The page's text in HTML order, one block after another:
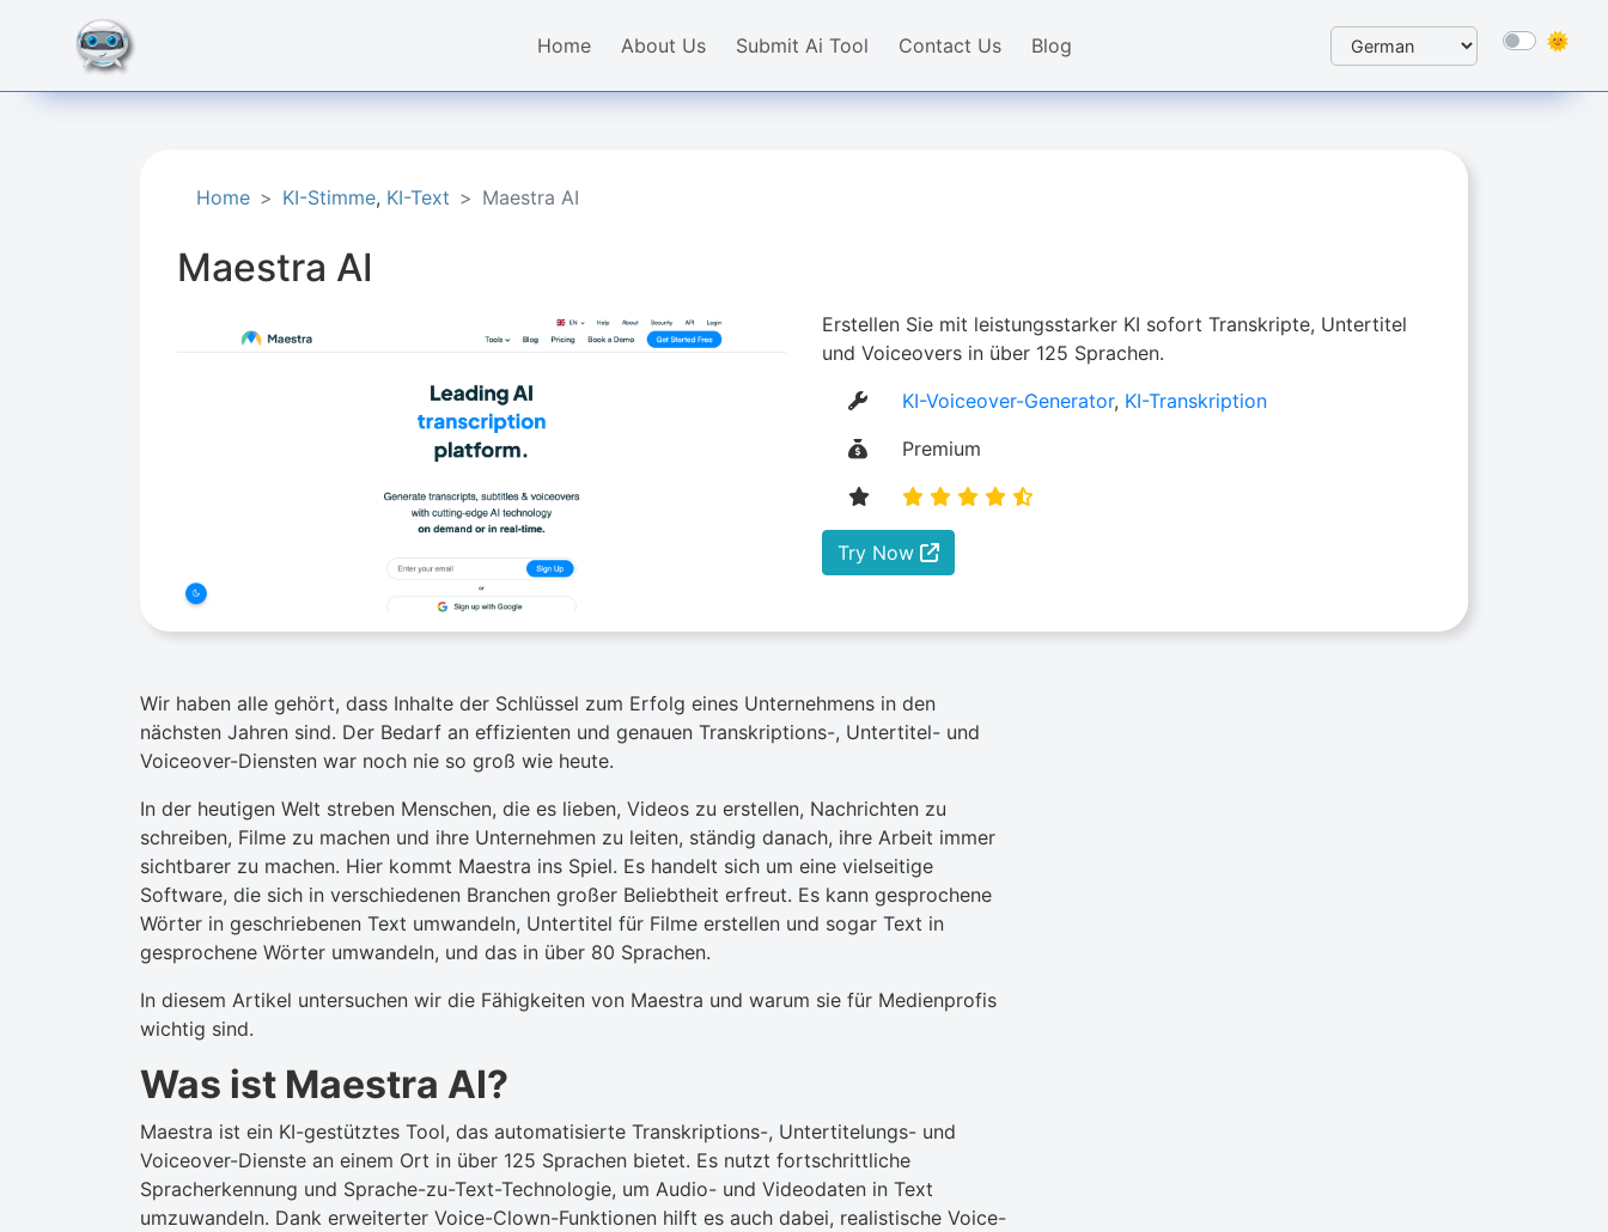
Home About Us Submit Ai Tool Contact Us Blog
Home KI-Stimme, KI-Text Maestra AI
Maestra AI
Erstellen Sie mit leistungsstarker KI sofort Transkripte, Untertitel
und Voiceovers in über 125 Sprachen.
KI-Voiceover-Generator, KI-Transkription
Premium
Try Now
Wir haben alle gehört, dass Inhalte der Schlüssel zum Erfolg eines Unternehmens in den
nächsten Jahren sind. Der Bedarf an effizienten und genauen Transkriptions-, Untertitel- und
Voiceover-Diensten war noch nie so groß wie heute.
In der heutigen Welt streben Menschen, die es lieben, Videos zu erstellen, Nachrichten zu
schreiben, Filme zu machen und ihre Unternehmen zu leiten, ständig danach, ihre Arbeit immer
sichtbarer zu machen. Hier kommt Maestra ins Spiel. Es handelt sich um eine vielseitige
Software, die sich in verschiedenen Branchen großer Beliebtheit erfreut. Es kann gesprochene
Wörter in geschriebenen Text umwandeln, Untertitel für Filme erstellen und sogar Text in
gesprochene Wörter umwandeln, und das in über 80 Sprachen.
In diesem Artikel untersuchen wir die Fähigkeiten von Maestra und warum sie für Medienprofis
wichtig sind.
Was ist Maestra AI?
Maestra ist ein KI-gestütztes Tool, das automatisierte Transkriptions-, Untertitelungs- und
Voiceover-Dienste an einem Ort in über 125 Sprachen bietet. Es nutzt fortschrittliche
Spracherkennung und Sprache-zu-Text-Technologie, um Audio- und Videodaten in Text
umzuwandeln. Dank erweiterter Voice-Clown-Funktionen hilft es auch dabei, realistische Voice-